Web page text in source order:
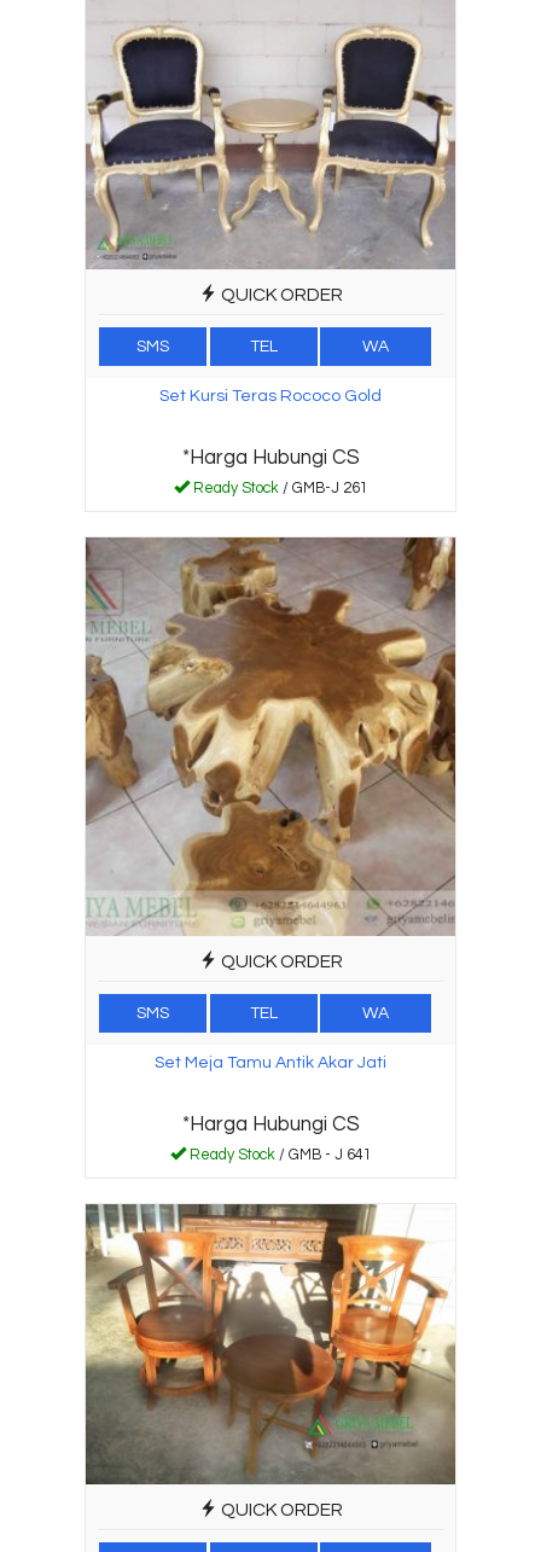
QUICK ORDER
SMS TEL WA
Set Kursi Teras Rococo Gold
*Harga Hubungi CS
Ready Stock/ GMB-J 261
QUICK ORDER
SMS TEL WA
Set Meja Tamu Antik Akar Jati
*Harga Hubungi CS
Ready Stock/ GMB - J 641
QUICK ORDER